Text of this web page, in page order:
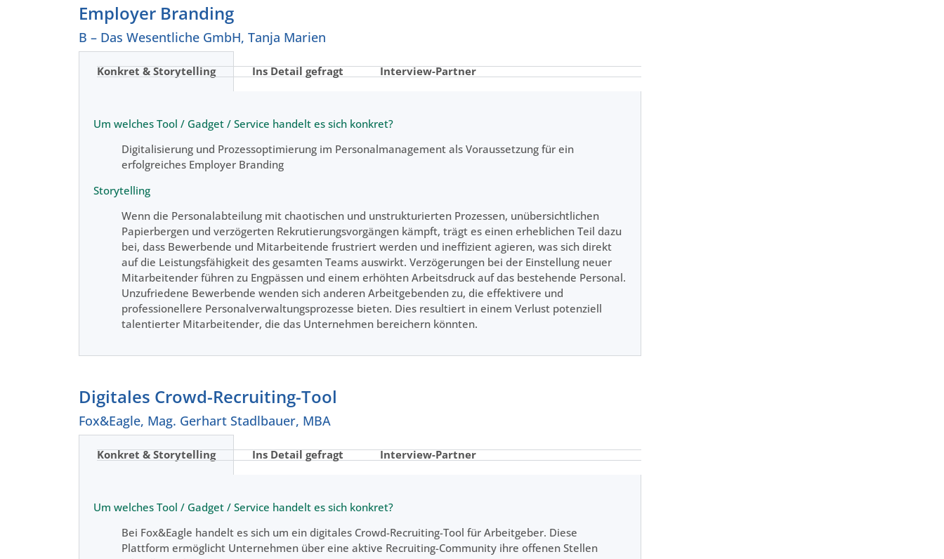
Employer Branding
B – Das Wesentliche GmbH, Tanja Marien
Konkret & Storytelling Ins Detail gefragt Interview-Partner
Um welches Tool / Gadget / Service handelt es sich konkret?
Digitalisierung und Prozessoptimierung im Personalmanagement als Voraussetzung für ein
erfolgreiches Employer Branding
Storytelling
Wenn die Personalabteilung mit chaotischen und unstrukturierten Prozessen, unübersichtlichen
Papierbergen und verzögerten Rekrutierungsvorgängen kämpft, trägt es einen erheblichen Teil dazu
bei, dass Bewerbende und Mitarbeitende frustriert werden und ineffizient agieren, was sich direkt
auf die Leistungsfähigkeit des gesamten Teams auswirkt. Verzögerungen bei der Einstellung neuer
Mitarbeitender führen zu Engpässen und einem erhöhten Arbeitsdruck auf das bestehende Personal.
Unzufriedene Bewerbende wenden sich anderen Arbeitgebenden zu, die effektivere und
professionellere Personalverwaltungsprozesse bieten. Dies resultiert in einem Verlust potenziell
talentierter Mitarbeitender, die das Unternehmen bereichern könnten.
Digitales Crowd-Recruiting-Tool
Fox&Eagle, Mag. Gerhart Stadlbauer, MBA
Konkret & Storytelling Ins Detail gefragt Interview-Partner
Um welches Tool / Gadget / Service handelt es sich konkret?
Bei Fox&Eagle handelt es sich um ein digitales Crowd-Recruiting-Tool für Arbeitgeber. Diese
Plattform ermöglicht Unternehmen über eine aktive Recruiting-Community ihre offenen Stellen